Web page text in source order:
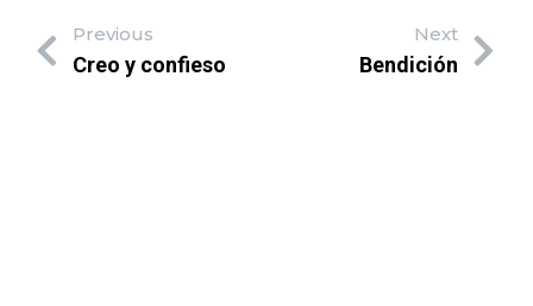
Previous
Creo y confieso
Next
Bendición